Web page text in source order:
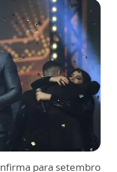
para setembro